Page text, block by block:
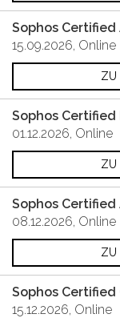
Sophos Certified
15.09.2026, Online
ZU
Sophos Certified
01.12.2026, Online
ZU
Sophos Certified
08.12.2026, Online
ZU
Sophos
15.12.2026, Online